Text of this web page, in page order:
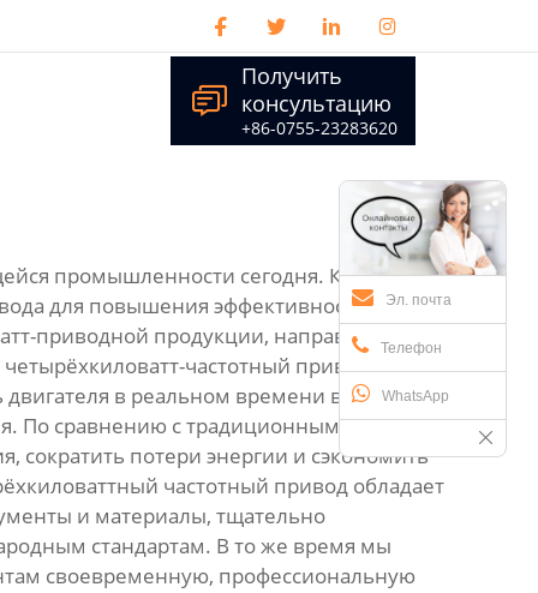
   

Получить
консультацию
+86-0755-23283620
Эл. почта
Телефон
WhatsApp
промышленности сегодня. Как
для повышения эффективности работы
приводной продукции, направленной
частотный привод с
в реальном времени в
По сравнению с традиционным способом
сократить потери энергии и сэкономить
частотный привод обладает
и материалы, тщательно
стандартам. В то же время мы
своевременную, профессиональную